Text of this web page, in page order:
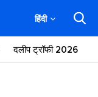
हिंदी
दलीप ट्रॉफी 2026